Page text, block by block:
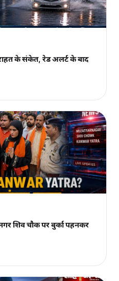
के संकेत, रेड अलर्ट के बाद
शिव चौक पर बुर्का पहनकर